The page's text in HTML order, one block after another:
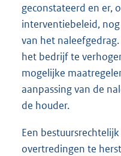
geconstateerd en er,
interventiebeleid,
van het
het bedrijf te
mogelijke
aanpassing van de
de houder.
Een
overtredingen te